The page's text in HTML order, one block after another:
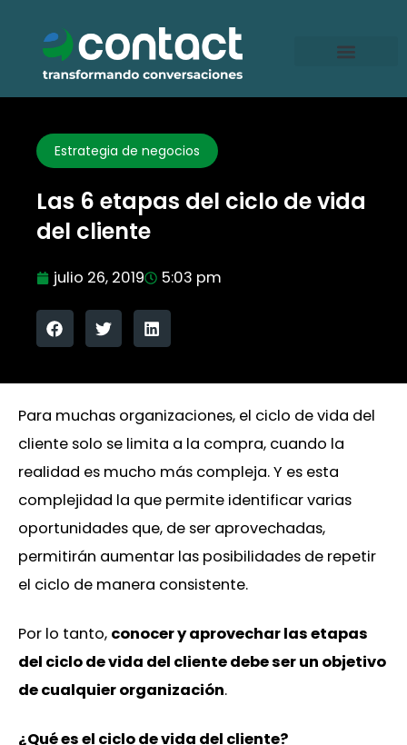
contenido
Estrategia de negocios
Las 6 etapas del ciclo de vida
del cliente
julio 26, 2019 5:03 pm
Para muchas organizaciones, el ciclo de vida del
cliente solo se limita a la compra, cuando la
realidad es mucho más compleja. Y es esta
complejidad la que permite identificar varias
oportunidades que, de ser aprovechadas,
permitirán aumentar las posibilidades de repetir
el ciclo de manera consistente.
Por lo tanto, conocer y aprovechar las etapas
del ciclo de vida del cliente debe ser un objetivo
de cualquier organización.
¿Qué es el ciclo de vida del cliente?